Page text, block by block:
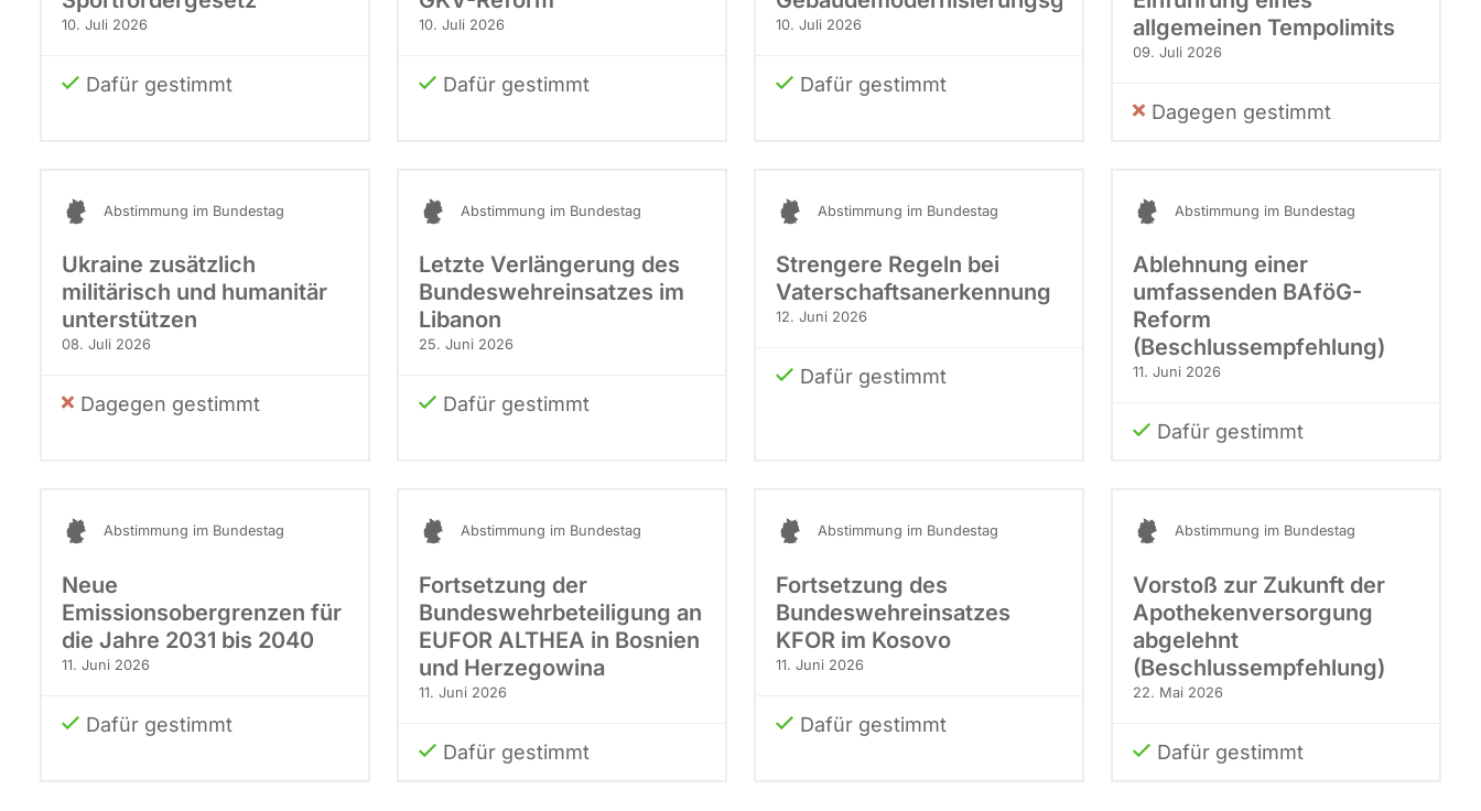
berücksichtigt.
10. Juli 2026
Dafür gestimmt
10. Juli 2026
Dafür gestimmt
10. Juli 2026
Dafür gestimmt
allgemeinen Tempolimits
09. Juli 2026
Dagegen gestimmt
Abstimmung im Bundestag
Ukraine zusätzlich
militärisch und humanitär
unterstützen
08. Juli 2026
Dagegen gestimmt
Abstimmung im Bundestag
Letzte Verlängerung des
Bundeswehreinsatzes im
Libanon
25. Juni 2026
Dafür gestimmt
Abstimmung im Bundestag
Strengere Regeln bei
Vaterschaftsanerkennung
12. Juni 2026
Dafür gestimmt
Abstimmung im Bundestag
Ablehnung einer
umfassenden BAföG-
Reform
(Beschlussempfehlung)
11. Juni 2026
Dafür gestimmt
Abstimmung im Bundestag
Neue
Emissionsobergrenzen für
die Jahre 2031 bis 2040
11. Juni 2026
Dafür gestimmt
Abstimmung im Bundestag
Fortsetzung der
Bundeswehrbeteiligung an
EUFOR ALTHEA in Bosnien
und Herzegowina
11. Juni 2026
Dafür gestimmt
Abstimmung im Bundestag
Fortsetzung des
Bundeswehreinsatzes
KFOR im Kosovo
11. Juni 2026
Dafür gestimmt
Abstimmung im Bundestag
Vorstoß zur Zukunft der
Apothekenversorgung
abgelehnt
(Beschlussempfehlung)
22. Mai 2026
Dafür gestimmt